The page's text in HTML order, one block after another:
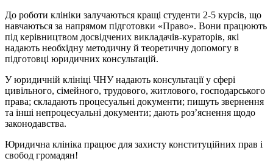
До роботи клініки залучаються кращі студенти 2-5 курсів, що
навчаються за напрямом підготовки «Право». Вони працюють
під керівництвом досвідчених викладачів-кураторів, які
надають необхідну методичну й теоретичну допомогу в
підготовці юридичних консультацій.
У юридичній клініці ЧНУ надають консультації у сфері
цивільного, сімейного, трудового, житлового, господарського
права; складають процесуальні документи; пишуть звернення
та інші непроцесуальні документи; дають роз’яснення щодо
законодавства.
Юридична клініка працює для захисту конституційних прав і
свобод громадян!